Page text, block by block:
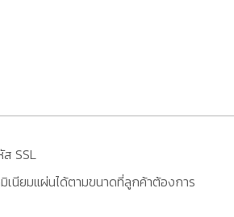
SSL
เนียมแผ่นได้ตามขนาดที่ลูกค้าต้องการ